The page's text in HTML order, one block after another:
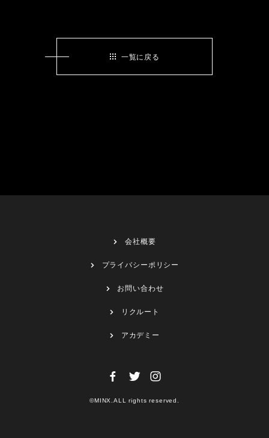
一覧に戻る
会社概要
プライバシーポリシー
お問い合わせ
リクルート
アカデミー
©MINX.ALL rights reserved.